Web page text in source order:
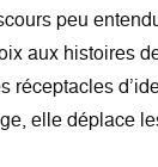
peu
aux histoires
réceptacles
elle déplace